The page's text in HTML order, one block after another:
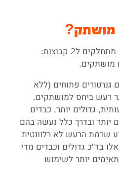
מושתק?
לפי קריטריון זה, גנרטורים מתחלקים ל2 קבוצות:
מושתקים.
גנרטורים פתוחים (ללא
רעש ביחס למושתקים.
גדולים יותר, כבדים
יותר ובדרך כלל נעשה בהם
שרמת הרעש לא רלוונטית
בד"כ גדולים וכבדים מדי
יותר לשימוש